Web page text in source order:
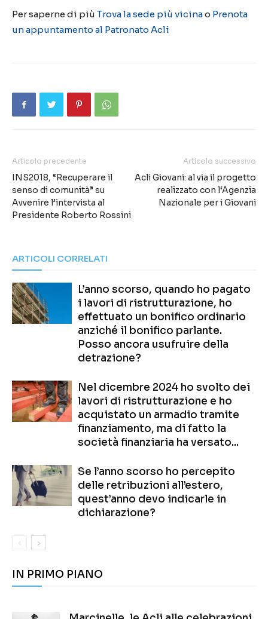
Per saperne di più Trova la sede più vicinao Prenota
un appuntamento al Patronato Acli
Articolo precedente
INS2018, “Recuperare il
senso di comunità” su
Avvenire l’intervista al
Presidente Roberto Rossini
Articolo successivo
Acli Giovani: al via il progetto
realizzato con l‘Agenzia
Nazionale per i Giovani
ARTICOLI CORRELATI
L’anno scorso, quando ho pagato
i lavori di ristrutturazione, ho
effettuato un bonifico ordinario
anziché il bonifico parlante.
Posso ancora usufruire della
detrazione?
Nel dicembre 2024 ho svolto dei
lavori di ristrutturazione e ho
acquistato un armadio tramite
finanziamento, ma di fatto la
società finanziaria ha versato...
Se l’anno scorso ho percepito
delle retribuzioni all’estero,
quest’anno devo indicarle in
dichiarazione?
IN PRIMO PIANO